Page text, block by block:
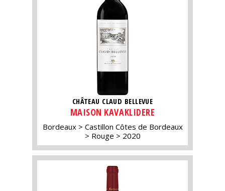
CHÂTEAU CLAUD BELLEVUE
MAISON KAVAKLIDERE
Bordeaux
Castillon Côtes de Bordeaux
Rouge
2020